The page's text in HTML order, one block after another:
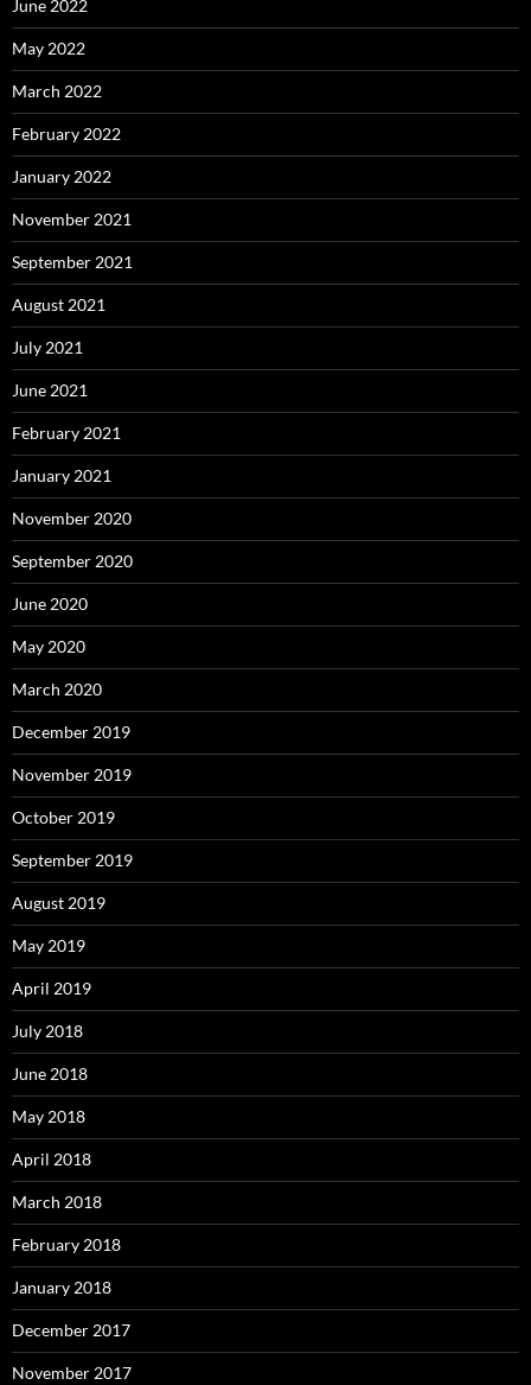
June 2022
May 2022
March 2022
February 2022
January 2022
November 2021
September 2021
August 2021
July 2021
June 2021
February 2021
January 2021
November 2020
September 2020
June 2020
May 2020
March 2020
December 2019
November 2019
October 2019
September 2019
August 2019
May 2019
April 2019
July 2018
June 2018
May 2018
April 2018
March 2018
February 2018
January 2018
December 2017
November 2017